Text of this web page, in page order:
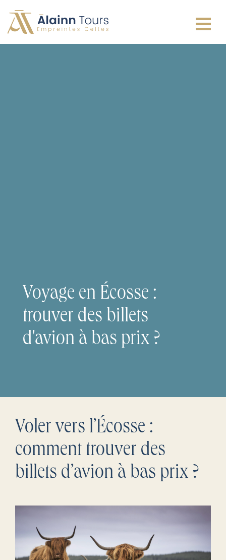
Voyage en Écosse :
trouver des billets
d'avion à bas prix ?
Voler vers l’Écosse :
comment trouver des
billets d’avion à bas prix ?